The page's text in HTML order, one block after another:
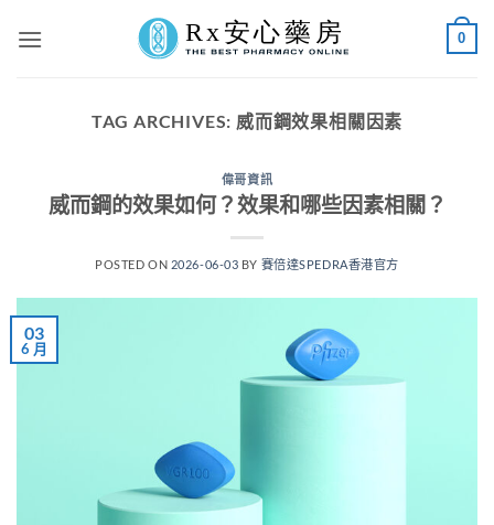
0
TAG ARCHIVES: 威而鋼效果相關因素
偉哥資訊
威而鋼的效果如何？效果和哪些因素相關？
POSTED ON 2026-06-03 BY 賽倍達SPEDRA香港官方
03
6 月